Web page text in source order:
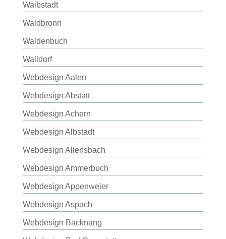
Waibstadt
Waldbronn
Waldenbuch
Walldorf
Webdesign Aalen
Webdesign Abstatt
Webdesign Achern
Webdesign Albstadt
Webdesign Allensbach
Webdesign Ammerbuch
Webdesign Appenweier
Webdesign Aspach
Webdesign Backnang